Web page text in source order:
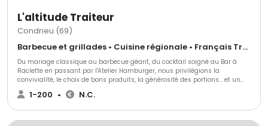
L'altitude Traiteur
Condrieu (69)
Barbecue et grillades • Cuisine régionale • Français Traditionnel
Du mariage classique au barbecue géant, du cocktail soigné au Bar à
Raclette en passant par l'Atelier Hamburger, nous privilégions la
convivialité, le choix de bons produits, la générosité des portions... et un
service toujours professionnel agréable. Passionnés et inventifs, nous
aimons suivre nos clients dans leurs projets atypiques !
1-200 • N.C.